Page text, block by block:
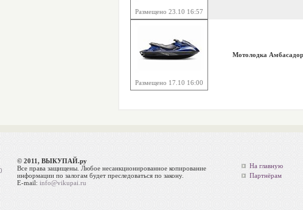
Размещено 23.10 16:57
Размещено 17.10 16:00
Мотолодка
© 2011, ВЫКУПАЙ.ру
Все права защищены. Любое несанкционированное копирование
информации по залогам будет преследоваться по закону.
E-mail: info@vikupai.ru
На главную
Партнёрам